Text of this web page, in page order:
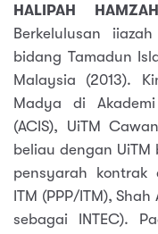
HALIPAH HAMZAH
Berkelulusan
bidang Tamadun
Malaysia (2013).
Madya di
(ACIS), UiTM
beliau dengan UiTM
pensyarah kontrak
ITM (PPP/ITM),
sebagai INTEC).